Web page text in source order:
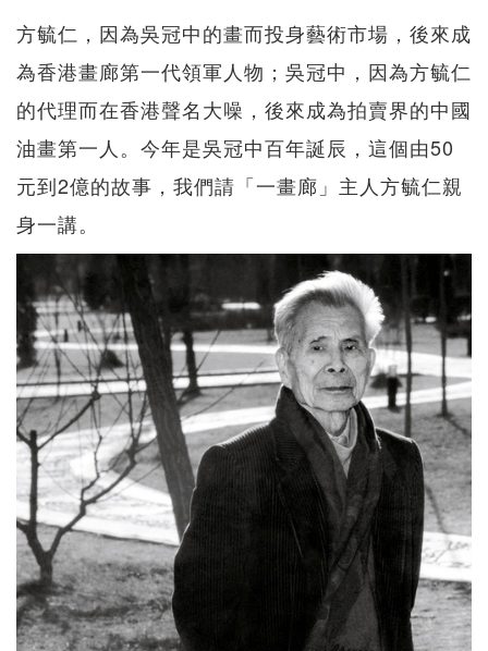
方毓仁，因為吳冠中的畫而投身藝術市場，後來成
為香港畫廊第一代領軍人物；吳冠中，因為方毓仁
的代理而在香港聲名大噪，後來成為拍賣界的中國
油畫第一人。今年是吳冠中百年誕辰，這個由50
元到2億的故事，我們請「一畫廊」主人方毓仁親
身一講。